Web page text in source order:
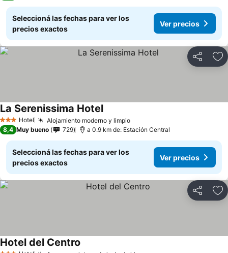
Seleccioná las fechas para ver los
precios exactos
Ver precios
Compartir
3 Estrellas
Hotel Alojamiento moderno y limpio
La Serenissima Hotel
8,4 Muy bueno 729 a 0.9 km de: Estación Central
Seleccioná las fechas para ver los
precios exactos
Ver precios
Compartir
Hotel del Centro